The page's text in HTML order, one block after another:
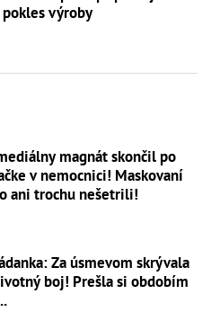
výroby
magnát skončil po
v nemocnici! Maskovaní
ani trochu nešetrili!
Za úsmevom skrývala
boj! Prešla si obdobím